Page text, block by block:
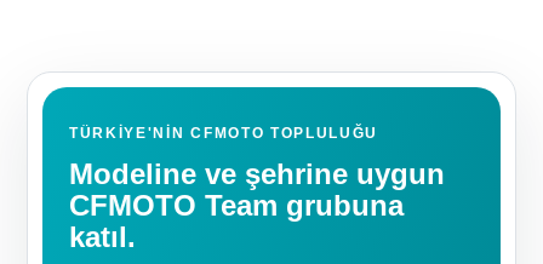
TÜRKIYE'NIN CFMOTO TOPLULUĞU
Modeline ve şehrine uygun
CFMOTO Team grubuna
katıl.